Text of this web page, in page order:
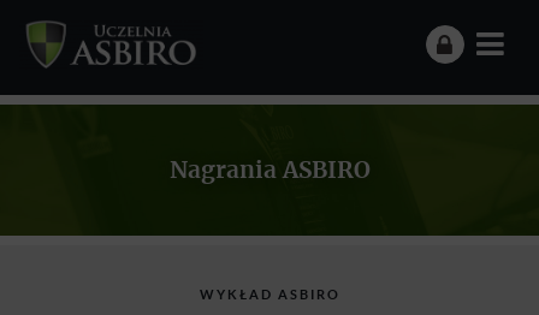
Nagrania ASBIRO
WYKŁAD ASBIRO